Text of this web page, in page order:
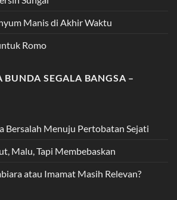
Manis di Akhir Waktu
Romo
BUNDA SEGALA BANGSA –
Bersalah Menuju Pertobatan Sejati
Malu, Tapi Membebaskan
atau Imamat Masih Relevan?